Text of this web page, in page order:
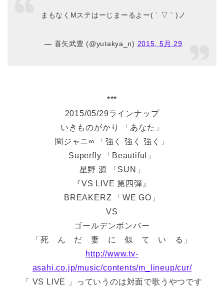
まもなくMステはーじまーるよー( ´ ▽ ` )ノ
— 喜矢武豊 (@yutakya_n) 2015, 5月 29
***
2015/05/29ラインナップ
いきものがかり 「あなた」
関ジャニ∞ 「強く 強く 強く」
Superfly 「Beautiful」
星野 源 「SUN」
『VS LIVE 第四弾』
BREAKERZ 「WE GO」
VS
ゴールデンボンバー
「死 ん だ 妻 に 似 て い る」
http://www.tv-
asahi.co.jp/music/contents/m_lineup/cur/
「 VS LIVE 」っていうのは対面で歌うやつです